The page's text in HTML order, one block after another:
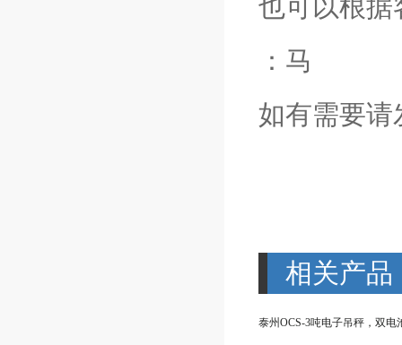
也可以根
：马
如有需要请
相关产品